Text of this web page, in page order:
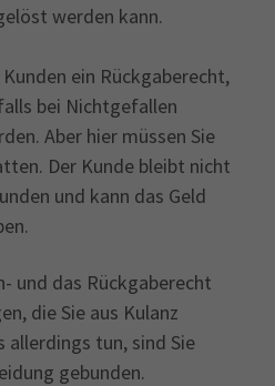
werden kann.
ein Rückgaberecht,
bei Nichtgefallen
Aber hier müssen Sie
Der Kunde bleibt nicht
und kann das Geld
und das Rückgaberecht
die Sie aus Kulanz
allerdings tun, sind Sie
gebunden.